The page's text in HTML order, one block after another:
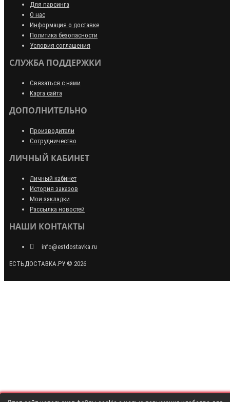
Для парсинга
О нас
Информация о доставке
Политика безопасности
Условия соглашения
СЛУЖБА ПОДДЕРЖКИ
Связаться с нами
Карта сайта
ДОПОЛНИТЕЛЬНО
Производители
Сотрудничество
ЛИЧНЫЙ КАБИНЕТ
Личный кабинет
История заказов
Мои закладки
Рассылка новостей
НАШИ КОНТАКТЫ
info@estdostavka.ru
ЕСТЬДОСТАВКА.РУ © 2026